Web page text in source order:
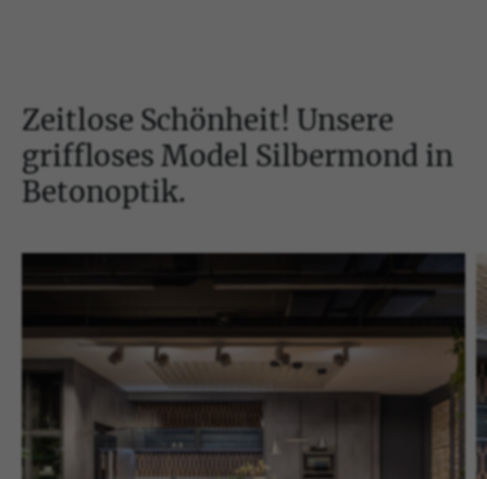
Zeitlose Schönheit! Unsere
griffloses Model Silbermond in
Betonoptik.